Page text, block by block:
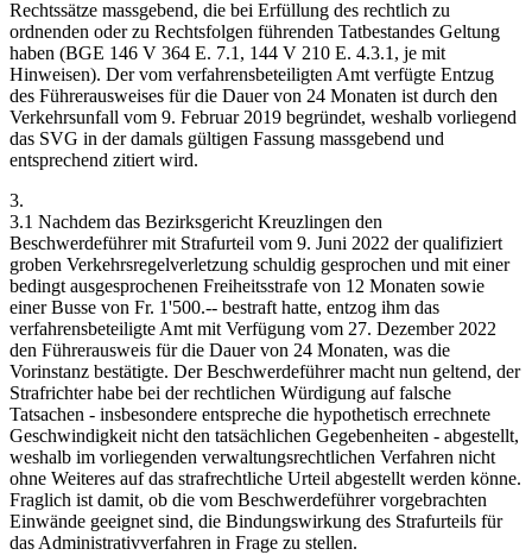
Rechtssätze massgebend, die bei Erfüllung des rechtlich zu
ordnenden oder zu Rechtsfolgen führenden Tatbestandes Geltung
haben (BGE 146 V 364 E. 7.1, 144 V 210 E. 4.3.1, je mit
Hinweisen). Der vom verfahrensbeteiligten Amt verfügte Entzug
des Führerausweises für die Dauer von 24 Monaten ist durch den
Verkehrsunfall vom 9. Februar 2019 begründet, weshalb vorliegend
das SVG in der damals gültigen Fassung massgebend und
entsprechend zitiert wird.
3.
3.1 Nachdem das Bezirksgericht Kreuzlingen den
Beschwerdeführer mit Strafurteil vom 9. Juni 2022 der qualifiziert
groben Verkehrsregelverletzung schuldig gesprochen und mit einer
bedingt ausgesprochenen Freiheitsstrafe von 12 Monaten sowie
einer Busse von Fr. 1'500.-- bestraft hatte, entzog ihm das
verfahrensbeteiligte Amt mit Verfügung vom 27. Dezember 2022
den Führerausweis für die Dauer von 24 Monaten, was die
Vorinstanz bestätigte. Der Beschwerdeführer macht nun geltend, der
Strafrichter habe bei der rechtlichen Würdigung auf falsche
Tatsachen - insbesondere entspreche die hypothetisch errechnete
Geschwindigkeit nicht den tatsächlichen Gegebenheiten - abgestellt,
weshalb im vorliegenden verwaltungsrechtlichen Verfahren nicht
ohne Weiteres auf das strafrechtliche Urteil abgestellt werden könne.
Fraglich ist damit, ob die vom Beschwerdeführer vorgebrachten
Einwände geeignet sind, die Bindungswirkung des Strafurteils für
das Administrativverfahren in Frage zu stellen.